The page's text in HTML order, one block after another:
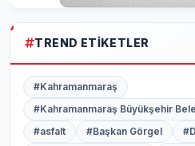
TREND ETIKETLER
#Kahramanmaraş
#Kahramanmaraş Büyükşehir
#asfalt
#Başkan Görgel